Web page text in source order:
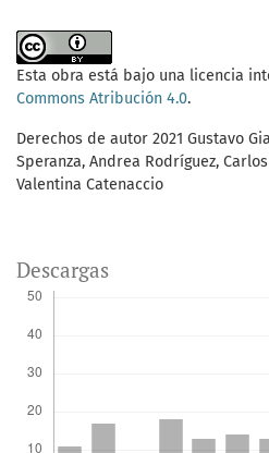
Esta obra está bajo una licencia
Commons Atribución 4.0.
Derechos de autor 2021 Gustavo
Speranza, Andrea Rodríguez,
Valentina Catenaccio
Descargas